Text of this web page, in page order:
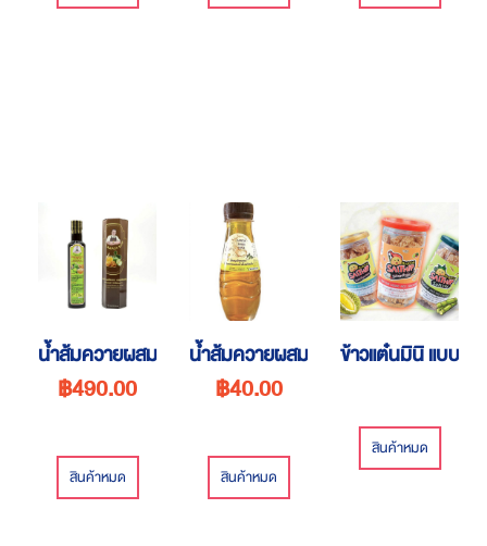
น้ำส้มควายผสมน้ำผึ้งเข้มข้น
฿490.00
สินค้าหมด
น้ำส้มควายผสมน้ำผึ้ง พร้อมดื่ม!
฿40.00
สินค้าหมด
ข้าวแต๋นมินิ แบบกร
สินค้าหมด